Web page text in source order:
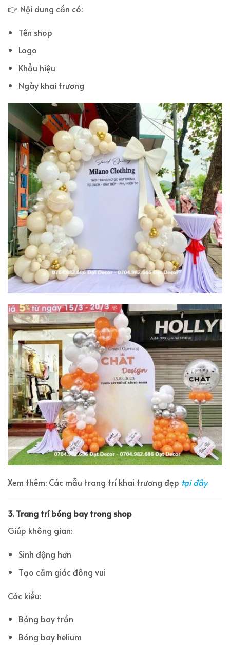
👉 Nội dung cần có:
Tên shop
Logo
Khẩu hiệu
Ngày khai trương
Xem thêm: Các mẫu trang trí khai trương đẹp tại đây
3. Trang trí bóng bay trong shop
Giúp không gian:
Sinh động hơn
Tạo cảm giác đông vui
Các kiểu:
Bóng bay trần
Bóng bay helium